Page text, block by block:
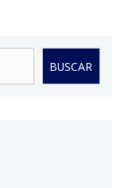
BUSCAR